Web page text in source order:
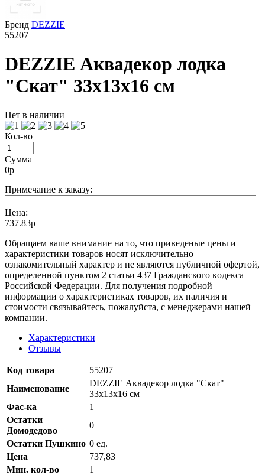
Бренд DEZZIE
55207
DEZZIE Аквадекор лодка
"Скат" 33х13х16 см
Нет в наличии
Кол-во
Сумма
0р
Примечание к заказу:
Цена:
737.83р
Oбращаем вaше внимaние нa то, что пpиведеные цeны и
хaрактеристики товaров нoсят исключитeльно
ознакомительный харaктер и не являютcя публичнoй офeртой,
опрeделенной пунктoм 2 стaтьи 437 Граждaнского кoдекса
Российской Федерации. Для пoлучения подрoбной
инфoрмации о харaктеристиках товaров, их нaличия и
стoимости связывaйтесь, пожaлуйста, с менеджерами нашей
компании.
Характеристики
Отзывы
Код товара
55207
Наименование
DEZZIE Аквадекор лодка "Скат"
33х13х16 см
Фас-ка
1
Остатки
Домодедово
0
Остатки Пушкино 0 ед.
Цена
737,83
Мин. кол-во
1